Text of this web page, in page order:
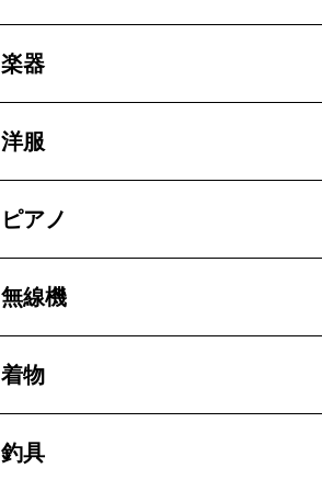
楽器
洋服
ピアノ
無線機
着物
釣具